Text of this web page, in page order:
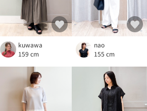
kuwawa
159 cm
nao
155 cm